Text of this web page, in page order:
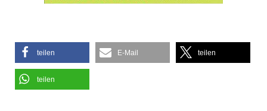
teilen E-Mail teilen
teilen